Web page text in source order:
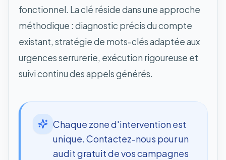
fonctionnel. La clé réside dans une approche
méthodique : diagnostic précis du compte
existant, stratégie de mots-clés adaptée aux
urgences serrurerie, exécution rigoureuse et
suivi continu des appels générés.
Chaque zone d'intervention est
unique. Contactez-nous pour un
audit gratuit de vos campagnes